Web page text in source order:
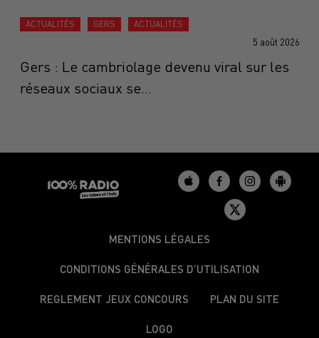
ACTUALITÉS GERS ACTUALITÉS
5 août 2026
Gers : Le cambriolage devenu viral sur les
réseaux sociaux se...
MENTIONS LÉGALES
CONDITIONS GÉNÉRALES D’UTILISATION
REGLEMENT JEUX CONCOURS PLAN DU SITE
LOGO